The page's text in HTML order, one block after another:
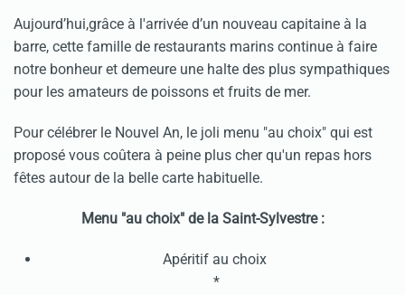
Aujourd’hui,grâce à l'arrivée d’un nouveau capitaine à la
barre, cette famille de restaurants marins continue à faire
notre bonheur et demeure une halte des plus sympathiques
pour les amateurs de poissons et fruits de mer.
Pour célébrer le Nouvel An, le joli menu "au choix" qui est
proposé vous coûtera à peine plus cher qu'un repas hors
fêtes autour de la belle carte habituelle.
Menu "au choix" de la Saint-Sylvestre :
Apéritif au choix
*